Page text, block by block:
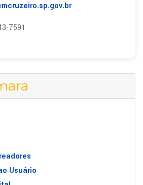
7591
Usuário